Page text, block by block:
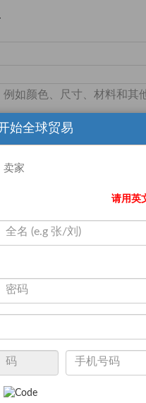
始全球贸易
卖家
请用英
交货时间
现在联系